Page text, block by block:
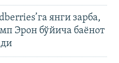
янги зарба,
Эрон бўйича баёнот